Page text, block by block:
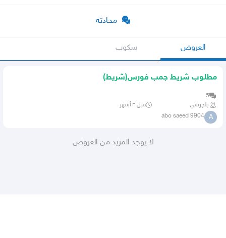
محادثة
العروض سكوب
مطلوب شريط جمب فورس(شريط)
5
بلجرشي
قبل ٣ أشهر
A
abo saeed 9904
لا يوجد المزيد من العروض